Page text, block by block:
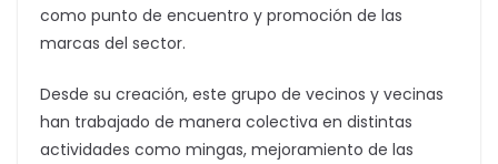
como punto de encuentro y promoción de las
marcas del sector.
Desde su creación, este grupo de vecinos y vecinas
han trabajado de manera colectiva en distintas
actividades como mingas, mejoramiento de las